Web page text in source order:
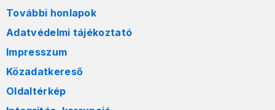
További honlapok
Adatvédelmi tájékoztató
Impresszum
Közadatkereső
Oldaltérkép